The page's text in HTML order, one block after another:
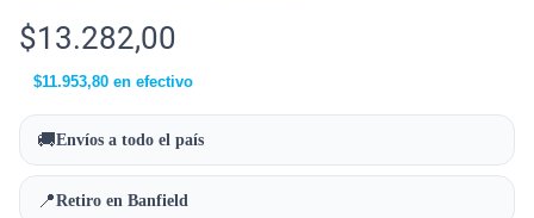
$13.282,00
$11.953,80 en efectivo
🚚Envíos a todo el país
📍Retiro en Banfield